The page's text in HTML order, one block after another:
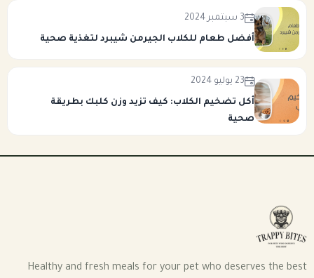
3 سبتمبر 2024
أفضل طعام للكلاب الجيرمن شيبرد لتغذية صحية
23 يوليو 2024
أكل تضخيم الكلاب: كيف تزيد وزن كلبك بطريقة
صحية
Healthy and fresh meals for your pet who deserves the best